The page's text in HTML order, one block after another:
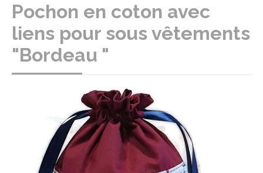
Pochon en coton avec
liens pour sous vêtements
"Bordeau "